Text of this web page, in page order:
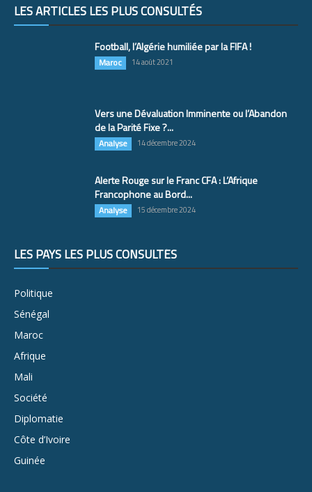
LES ARTICLES LES PLUS CONSULTÉS
Football, l’Algérie humiliée par la FIFA !
Maroc 14 août 2021
Vers une Dévaluation Imminente ou l’Abandon
de la Parité Fixe ?...
Analyse 14 décembre 2024
Alerte Rouge sur le Franc CFA : L’Afrique
Francophone au Bord...
Analyse 15 décembre 2024
LES PAYS LES PLUS CONSULTÉS
Politique
Sénégal
Maroc
Afrique
Mali
Société
Diplomatie
Côte d’Ivoire
Guinée